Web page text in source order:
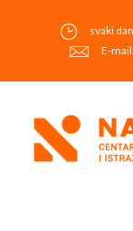
svaki dan,
E-